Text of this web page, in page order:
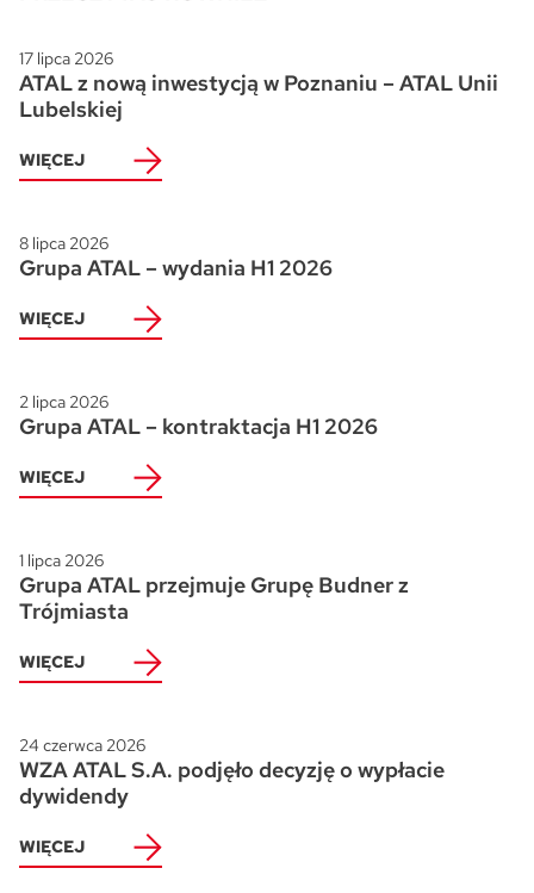
17 lipca 2026
ATAL z nową inwestycją w Poznaniu – ATAL Unii
Lubelskiej
WIĘCEJ
8 lipca 2026
Grupa ATAL – wydania H1 2026
WIĘCEJ
2 lipca 2026
Grupa ATAL – kontraktacja H1 2026
WIĘCEJ
1 lipca 2026
Grupa ATAL przejmuje Grupę Budner z
Trójmiasta
WIĘCEJ
24 czerwca 2026
WZA ATAL S.A. podjęło decyzję o wypłacie
dywidendy
WIĘCEJ
Skwer Witosa w Piastowie